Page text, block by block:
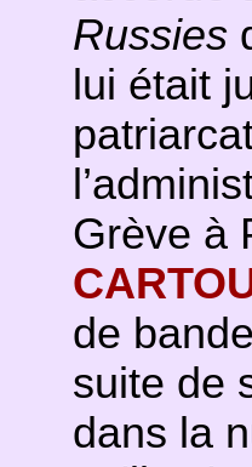
Russies
lui était
Grève à
de
suite de
dans la